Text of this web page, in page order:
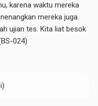
karena waktu mereka
mereka juga.
ujian tes. Kita liat besok
024)